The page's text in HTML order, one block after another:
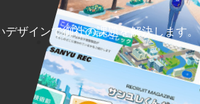
デザインで御社の課題を解決します。